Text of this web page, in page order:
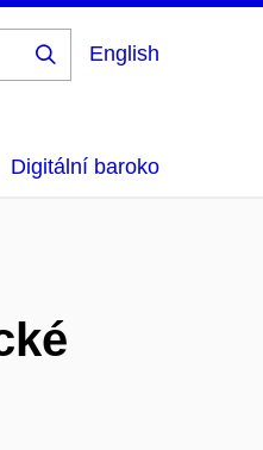
English
Digitální baroko